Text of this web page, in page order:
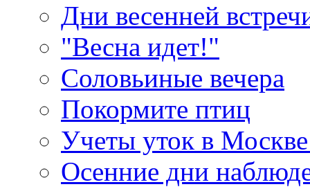
Дни весенней
"Весна идет!"
Соловьиные вечера
Покормите птиц
Учеты уток в
Осенние дни